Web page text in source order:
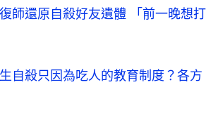
復師還原自殺好友遺體 「前一晚想打
自殺只因為吃人的教育制度？各方